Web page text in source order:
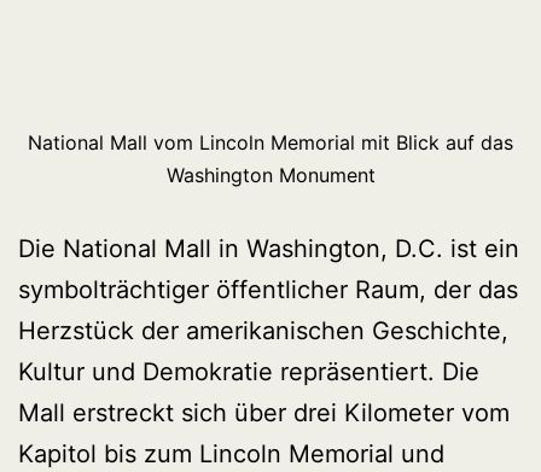
National Mall vom Lincoln Memorial mit Blick auf das
Washington Monument
Die National Mall in Washington, D.C. ist ein
symbolträchtiger öffentlicher Raum, der das
Herzstück der amerikanischen Geschichte,
Kultur und Demokratie repräsentiert. Die
Mall erstreckt sich über drei Kilometer vom
Kapitol bis zum Lincoln Memorial und